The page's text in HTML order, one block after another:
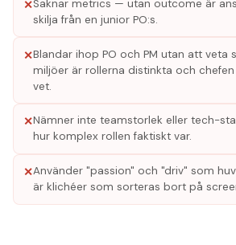
✕Saknar metrics — utan outcome är
skilja från en junior PO:s.
✕Blandar ihop PO och PM utan att veta
miljöer är rollerna distinkta och
vet.
✕Nämner inte teamstorlek eller tech-
hur komplex rollen faktiskt var.
✕Använder "passion" och "driv" som
är klichéer som sorteras bort på